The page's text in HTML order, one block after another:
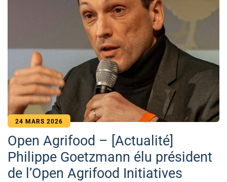
24 MARS 2026
Open Agrifood – [Actualité]
Philippe Goetzmann élu président
de l’Open Agrifood Initiatives